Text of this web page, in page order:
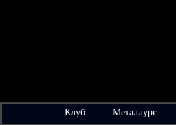
Клуб Металлург